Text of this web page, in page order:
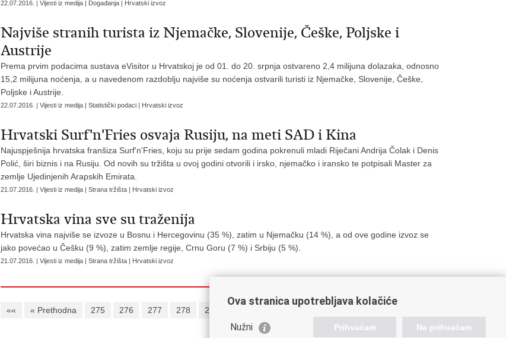
22.07.2016. | Vijesti iz medija | Događanja | Hrvatski izvoz
Najviše stranih turista iz Njemačke, Slovenije, Češke, Poljske i
Austrije
Prema prvim podacima sustava eVisitor u Hrvatskoj je od 01. do 20. srpnja ostvareno 2,4 milijuna dolazaka, odnosno
15,2 milijuna noćenja, a u navedenom razdoblju najviše su noćenja ostvarili turisti iz Njemačke, Slovenije, Češke,
Poljske i Austrije.
22.07.2016. | Vijesti iz medija | Statistički podaci | Hrvatski izvoz
Hrvatski Surf'n'Fries osvaja Rusiju, na meti SAD i Kina
Najuspješnija hrvatska franšiza Surf'n'Fries, koju su prije sedam godina pokrenuli mladi Riječani Andrija Čolak i Denis
Polić, širi biznis i na Rusiju. Od novih su tržišta u ovoj godini otvorili i irsko, njemačko i iransko te potpisali Master za
zemlje Ujedinjenih Arapskih Emirata.
21.07.2016. | Vijesti iz medija | Strana tržišta | Hrvatski izvoz
Hrvatska vina sve su traženija
Hrvatska vina najviše se izvoze u Bosnu i Hercegovinu (35 %), zatim u Njemačku (14 %), a od ove godine izvoz se
jako povećao u Češku (9 %), zatim zemlje regije, Crnu Goru (7 %) i Srbiju (5 %).
21.07.2016. | Vijesti iz medija | Strana tržišta | Hrvatski izvoz
«« « Prethodna 275 276 277 278 279 282
Ova stranica upotrebljava kolačiće
Nužni Prihvaćam Ne prihvaćam